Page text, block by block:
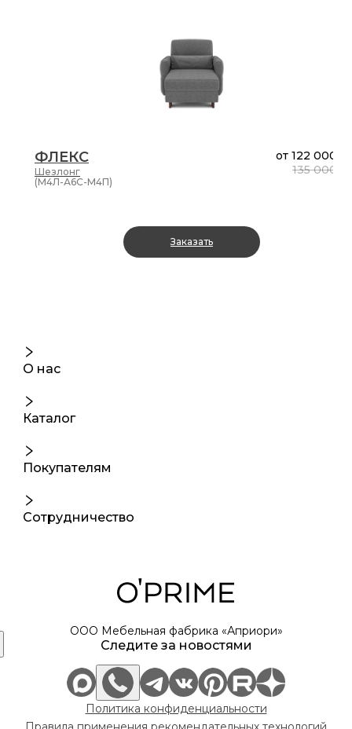
ФЛЕКС
Шезлонг
от 122 000 ₽
135 000 ₽
(М4Л-А6С-М4П)
Заказать
О нас
Каталог
Покупателям
Сотрудничество
ООО Мебельная фабрика «Априори»
Следите за новостями
Политика конфиденциальности